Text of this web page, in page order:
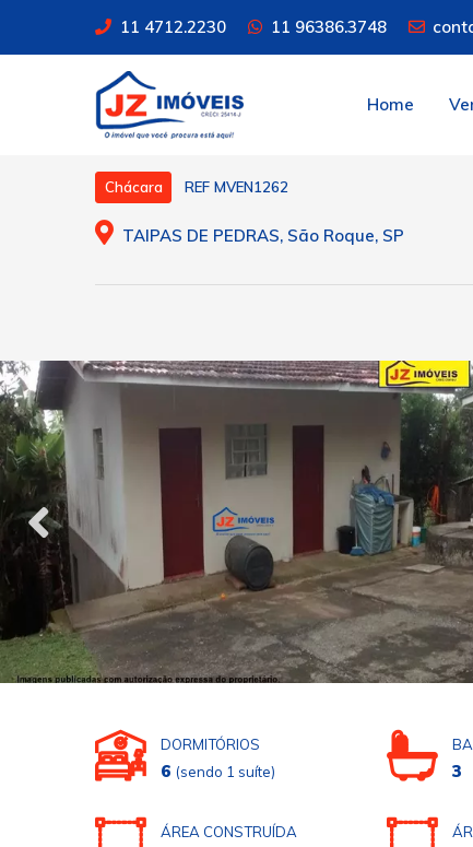
11 4712.2230 11 96386.3748
Home
Chácara REF MVEN1262
TAIPAS DE PEDRAS, São Roque, SP
DORMITÓRIOS
6 (sendo 1 suíte) 3
ÁREA CONSTRUÍDA